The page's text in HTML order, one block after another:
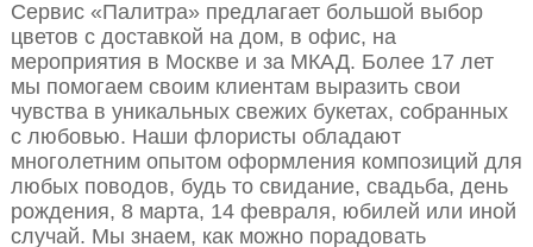
Сервис «Палитра» предлагает большой выбор
цветов с доставкой на дом, в офис, на
мероприятия в Москве и за МКАД. Более 17 лет
мы помогаем своим клиентам выразить свои
чувства в уникальных свежих букетах, собранных
с любовью. Наши флористы обладают
многолетним опытом оформления композиций для
любых поводов, будь то свидание, свадьба, день
рождения, 8 марта, 14 февраля, юбилей или иной
случай. Мы знаем, как можно порадовать